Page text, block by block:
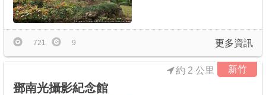
更多資訊
721 9
新竹
鄧南光攝影紀念館
約 2 公里